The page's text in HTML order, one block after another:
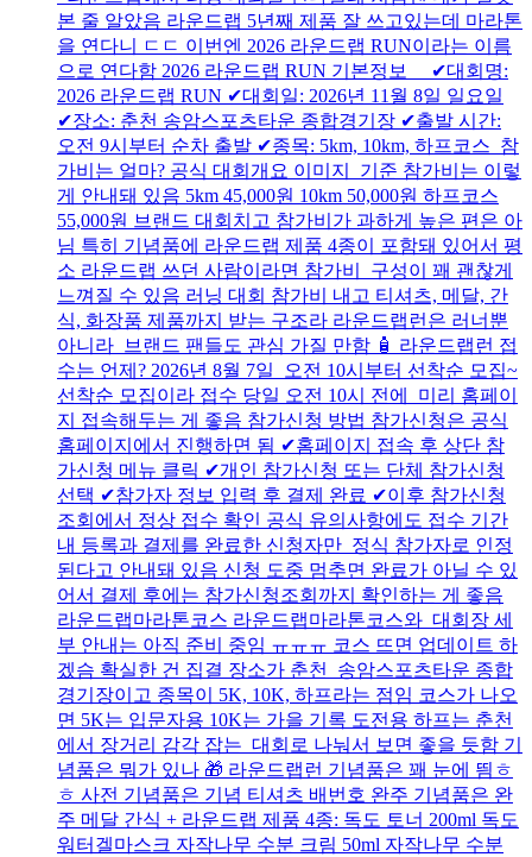
본 줄 알았음 라운드랩 5년째 제품 잘 쓰고있는데 마라톤
을 연다니 ㄷㄷ 이번엔 2026 라운드랩 RUN이라는 이름
으로 연다함 2026 라운드랩 RUN 기본정보 ✔대회명:
2026 라운드랩 RUN ✔대회일: 2026년 11월 8일 일요일
✔장소: 춘천 송암스포츠타운 종합경기장 ✔출발 시간:
오전 9시부터 순차 출발 ✔종목: 5km, 10km, 하프코스 참
가비는 얼마? 공식 대회개요 이미지 기준 참가비는 이렇
게 안내돼 있음 5km 45,000원 10km 50,000원 하프코스
55,000원 브랜드 대회치고 참가비가 과하게 높은 편은 아
님 특히 기념품에 라운드랩 제품 4종이 포함돼 있어서 평
소 라운드랩 쓰던 사람이라면 참가비 구성이 꽤 괜찮게
느껴질 수 있음 러닝 대회 참가비 내고 티셔츠, 메달, 간
식, 화장품 제품까지 받는 구조라 라운드랩런은 러너뿐
아니라 브랜드 팬들도 관심 가질 만함 🧴 라운드랩런 접
수는 언제? 2026년 8월 7일 오전 10시부터 선착순 모집~
선착순 모집이라 접수 당일 오전 10시 전에 미리 홈페이
지 접속해두는 게 좋음 참가신청 방법 참가신청은 공식
홈페이지에서 진행하면 됨 ✔홈페이지 접속 후 상단 참
가신청 메뉴 클릭 ✔개인 참가신청 또는 단체 참가신청
선택 ✔참가자 정보 입력 후 결제 완료 ✔이후 참가신청
조회에서 정상 접수 확인 공식 유의사항에도 접수 기간
내 등록과 결제를 완료한 신청자만 정식 참가자로 인정
된다고 안내돼 있음 신청 도중 멈추면 완료가 아닐 수 있
어서 결제 후에는 참가신청조회까지 확인하는 게 좋음
라운드랩마라톤코스 라운드랩마라톤코스와 대회장 세
부 안내는 아직 준비 중임 ㅠㅠㅠ 코스 뜨면 업데이트 하
겠슴 확실한 건 집결 장소가 춘천 송암스포츠타운 종합
경기장이고 종목이 5K, 10K, 하프라는 점임 코스가 나오
면 5K는 입문자용 10K는 가을 기록 도전용 하프는 춘천
에서 장거리 감각 잡는 대회로 나눠서 보면 좋을 듯함 기
념품은 뭐가 있나 🎁 라운드랩런 기념품은 꽤 눈에 띔ㅎ
ㅎ 사전 기념품은 기념 티셔츠 배번호 완주 기념품은 완
주 메달 간식 + 라운드랩 제품 4종: 독도 토너 200ml 독도
워터겔마스크 자작나무 수분 크림 50ml 자작나무 수분